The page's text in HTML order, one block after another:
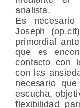
analista.
Es
Joseph
primordial
que es
contacto con
con las
necesario
escucha,
flexibilidad